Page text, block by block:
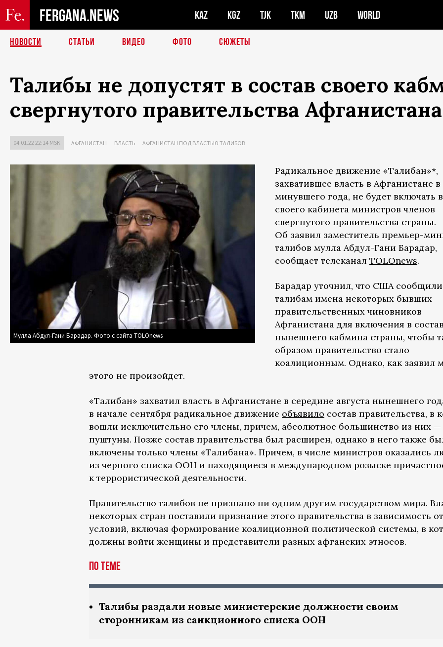
FERGANA.NEWS KAZ KGZ TJK TKM UZB WORLD
НОВОСТИ СТАТЬИ ВИДЕО ФОТО СЮЖЕТЫ
Талибы не допустят в состав своего
свергнутого правительства Афганистана
04.01.22 22:14 MSK АФГАНИСТАН ВЛАСТЬ АФГАНИСТАН ПОД ВЛАСТЬЮ ТАЛИБОВ
Мулла Абдул-Гани Барадар. Фото с сайта TOLOnews
Радикальное движение «Талибан»*,
захватившее власть в Афганистане в
минувшего года, не будет включать
своего кабинета министров членов
свергнутого правительства страны.
Об заявил заместитель премьер-
талибов мулла Абдул-Гани Барадар,
сообщает телеканал TOLOnews.
Барадар уточнил, что США сообщили
талибам имена некоторых бывших
правительственных чиновников
Афганистана для включения в состав
нынешнего кабмина страны, чтобы
образом правительство стало
коалиционным. Однако, как заявил
этого не произойдет.
«Талибан» захватил власть в Афганистане в середине августа нынешнего
в начале сентября радикальное движение объявило состав правительства, в
вошли исключительно его члены, причем, абсолютное большинство из них —
пуштуны. Позже состав правительства был расширен, однако в него также
включены только члены «Талибана». Причем, в числе министров оказались
из черного списка ООН и находящиеся в международном розыске
к террористической деятельности.
Правительство талибов не признано ни одним другим государством мира.
некоторых стран поставили признание этого правительства в зависимость
условий, включая формирование коалиционной политической системы, в
должны войти женщины и представители разных афганских этносов.
По теме
Талибы раздали новые министерские должности своим
сторонникам из санкционного списка ООН